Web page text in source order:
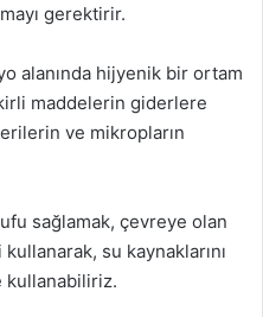
gerektirir.
alanında hijyenik bir ortam
maddelerin giderlere
ve mikropların
sağlamak, çevreye olan
su kaynaklarını
kullanabiliriz.